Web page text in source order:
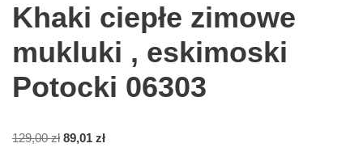
Khaki ciepłe zimowe
mukluki , eskimoski
Potocki 06303
129,00zł 89,01 zł